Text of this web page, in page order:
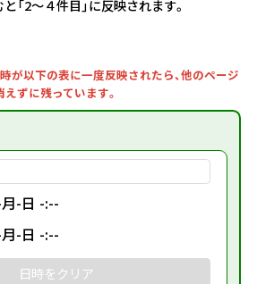
「2～４件目」に反映されます。
が以下の表に一度反映されたら、他のページ
ずに残っています。
-日 -:--
-日 -:--
日時をクリア